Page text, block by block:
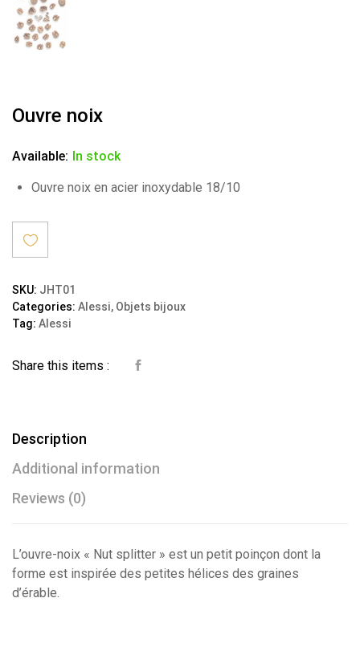
Ouvre noix
Available: In stock
Ouvre noix en acier inoxydable 18/10
er à la
SKU: JHT01
Categories: Alessi, Objets bijoux
Tag: Alessi
Share this items :
Description
Additional information
Reviews (0)
L’ouvre-noix « Nut splitter » est un petit poinçon dont la
forme est inspirée des petites hélices des graines
d’érable.